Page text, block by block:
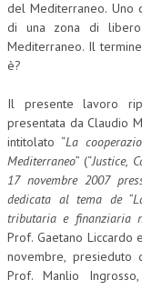
del Mediterraneo.
di una zona di
Mediterraneo. Il
è?
Il presente lavoro
presentata da Claudio
intitolato “La
Mediterraneo” (“Justice,
17 novembre 2007
dedicata al tema de
tributaria e finanziaria
Prof. Gaetano Liccardo
novembre, presieduto
Prof. Manlio